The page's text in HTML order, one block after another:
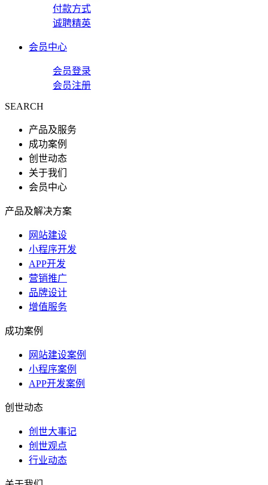
付款方式
诚聘精英
会员中心
会员登录
会员注册
SEARCH
产品及服务
成功案例
创世动态
关于我们
会员中心
产品及解决方案
网站建设
小程序开发
APP开发
营销推广
品牌设计
增值服务
成功案例
网站建设案例
小程序案例
APP开发案例
创世动态
创世大事记
创世观点
行业动态